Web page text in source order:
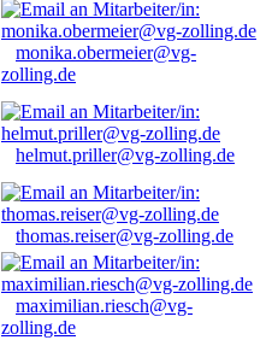
monika.obermeier@vg-
zolling.de
helmut.priller@vg-zolling.de
thomas.reiser@vg-zolling.de
maximilian.riesch@vg-
zolling.de